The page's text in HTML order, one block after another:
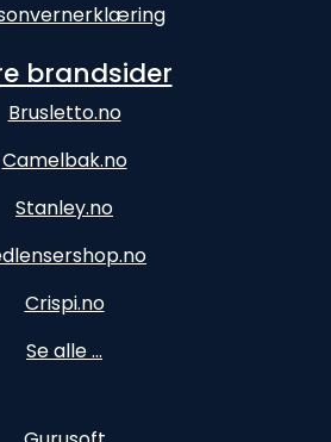
brandsider
Brusletto.no
Camelbak.no
Stanley.no
Crispi.no
Se alle ...